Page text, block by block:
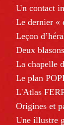
Un contact
Le dernier «
Leçon
Deux
La chapelle
Le plan
L'Atlas
Origines et
Une illustre